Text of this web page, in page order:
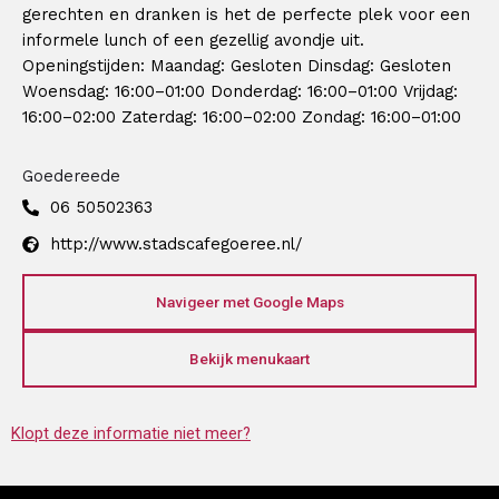
gerechten en dranken is het de perfecte plek voor een
informele lunch of een gezellig avondje uit.
Openingstijden: Maandag: Gesloten Dinsdag: Gesloten
Woensdag: 16:00–01:00 Donderdag: 16:00–01:00 Vrijdag:
16:00–02:00 Zaterdag: 16:00–02:00 Zondag: 16:00–01:00
Goedereede
06 50502363
http://www.stadscafegoeree.nl/
Navigeer met Google Maps
Bekijk menukaart
Klopt deze informatie niet meer?